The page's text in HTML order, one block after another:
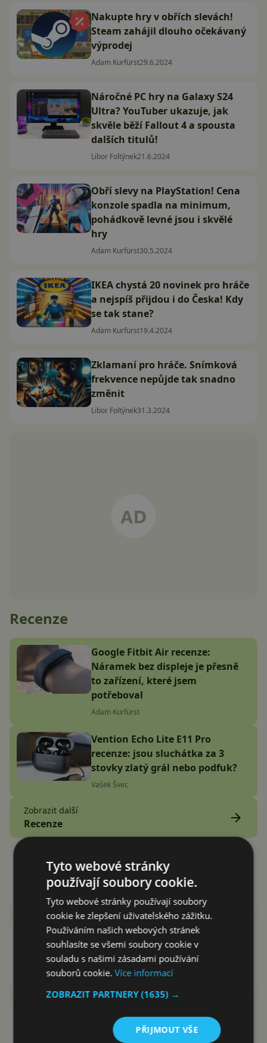
Nakupte hry v obřích slevách!
Steam zahájil dlouho očekávaný
výprodej
Adam Kurfürst29.6.2024
Náročné PC hry na Galaxy S24
Ultra? YouTuber ukazuje, jak
skvěle běží Fallout 4 a spousta
dalších titulů!
Libor Foltýnek21.6.2024
Obří slevy na PlayStation! Cena
konzole spadla na minimum,
pohádkově levné jsou i skvělé
hry
Adam Kurfürst30.5.2024
IKEA chystá 20 novinek pro hráče
a nejspíš přijdou i do Česka! Kdy
se tak stane?
Adam Kurfürst19.4.2024
Zklamaní pro hráče. Snímková
frekvence nepůjde tak snadno
změnit
Libor Foltýnek31.3.2024
Recenze
Google Fitbit Air recenze:
Náramek bez displeje je přesně
to zařízení, které jsem
potřeboval
Adam Kurfürst
Vention Echo Lite E11 Pro
recenze: jsou sluchátka za 3
stovky zlatý grál nebo podfuk?
Vašek Švec
Zobrazit další
Recenze
Sony propouští zaměstnance
divize PlayStation. A ve velkém!
Tomáš Křišťál 1.3.2024
Twitch poprvé v historii zdražuje
předplatné! Někde i o více než
340 %
Tomáš Křišťál24.2.2024
Beats přichází vyzvat Beat Saber!
Tyto webové stránky
používají soubory cookie.
Tyto webové stránky používají soubory
cookie ke zlepšení uživatelského zážitku.
Používáním našich webových stránek
souhlasíte se všemi soubory cookie v
souladu s našimi zásadami používání
souborů cookie.Více informací
ZOBRAZIT PARTNERY(1635) →
PŘIJMOUT VŠE